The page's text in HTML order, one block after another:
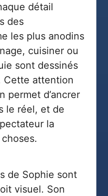
détail
des
les plus anodins
cuisiner ou
sont dessinés
Cette attention
permet d’ancrer
le réel, et de
la
de Sophie sont
visuel. Son